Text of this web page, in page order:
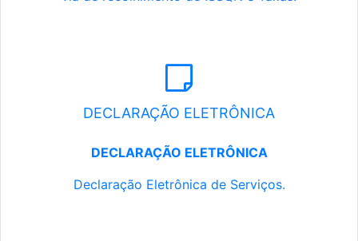
DECLARAÇÃO ELETRÔNICA
DECLARAÇÃO ELETRÔNICA
Declaração Eletrônica de Serviços.